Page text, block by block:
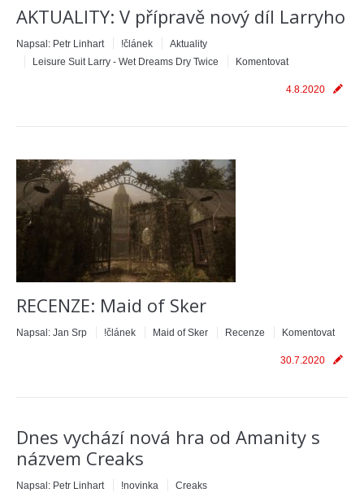
AKTUALITY: V přípravě nový díl Larryho
Napsal: Petr Linhart !článek
Aktuality
Leisure Suit Larry - Wet Dreams Dry Twice
Komentovat
4.8.2020
RECENZE: Maid of Sker
Napsal: Jan Srp !článek Maid of Sker Recenze Komentovat
30.7.2020
Dnes vychází nová hra od Amanity s
názvem Creaks
Napsal: Petr Linhart !novinka Creaks